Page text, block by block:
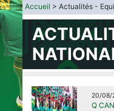
Accueil > Actualités -
20/08/
Q